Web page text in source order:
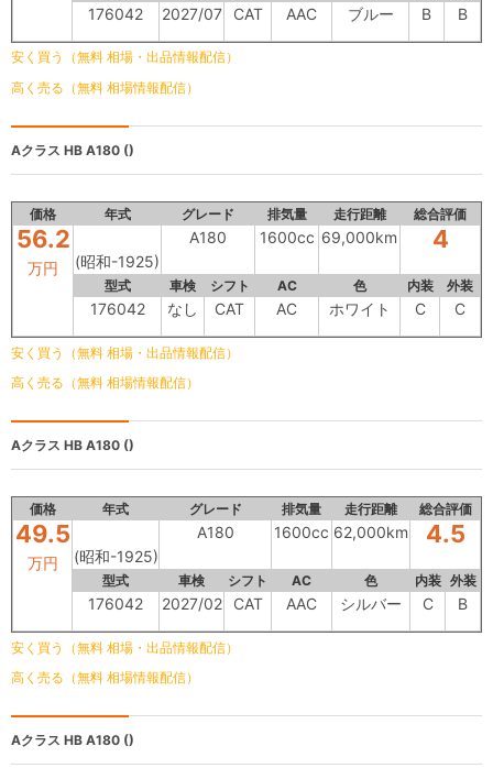
176042 2027/07 CAT AAC ブルー B B
安く買う（無料 相場・出品情報配信）
高く売る（無料 相場情報配信）
Aクラス HB A180 ()
価格 年式 グレード 排気量 走行距離 総合評価
56.2
万円 (昭和-1925)
A180 1600cc 69,000km 4
型式 車検 シフト AC 色 内装 外装
176042 なし CAT AC ホワイト C C
安く買う（無料 相場・出品情報配信）
高く売る（無料 相場情報配信）
Aクラス HB A180 ()
価格 年式 グレード 排気量 走行距離 総合評価
49.5
万円 (昭和-1925)
A180 1600cc 62,000km 4.5
型式 車検 シフト AC 色 内装 外装
176042 2027/02 CAT AAC シルバー C B
安く買う（無料 相場・出品情報配信）
高く売る（無料 相場情報配信）
Aクラス HB A180 ()